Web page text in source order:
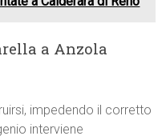
a Anzola
impedendo il corretto
interviene